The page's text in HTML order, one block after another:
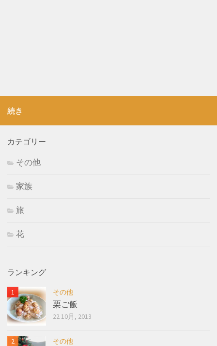
続き
カテゴリー
その他
家族
旅
花
ランキング
その他
栗ご飯
22 10月, 2013
その他